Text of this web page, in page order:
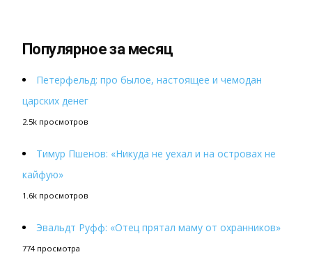
Популярное за месяц
Петерфельд: про былое, настоящее и чемодан
царских денег
2.5k просмотров
Тимур Пшенов: «Никуда не уехал и на островах не
кайфую»
1.6k просмотров
Эвальдт Руфф: «Отец прятал маму от охранников»
774 просмотра